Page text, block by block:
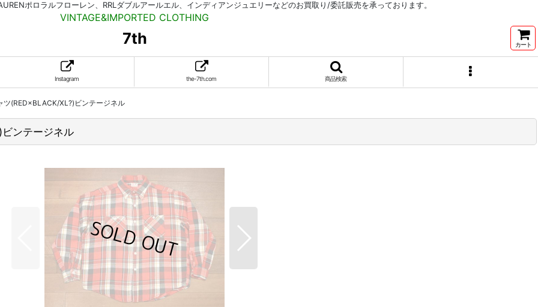
ポロラルフローレン、RRLダブルアールエル、インディアンジュエリーなどのお買取り/委託販売を承っております。
VINTAGE&IMPORTED CLOTHING
7th カート
Instagram the-7th.com 商品検索
ツ(RED×BLACK/XL?)ビンテージネル
ンテージネル